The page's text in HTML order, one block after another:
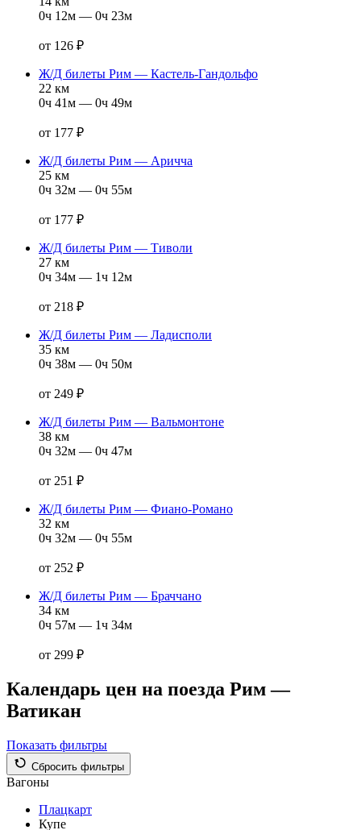
0ч 12м — 0ч 23м
от 126 ₽
Ж/Д билеты Рим — Кастель‑Гандольфо
22 км
0ч 41м — 0ч 49м
от 177 ₽
Ж/Д билеты Рим — Аричча
25 км
0ч 32м — 0ч 55м
от 177 ₽
Ж/Д билеты Рим — Тиволи
27 км
0ч 34м — 1ч 12м
от 218 ₽
Ж/Д билеты Рим — Ладисполи
35 км
0ч 38м — 0ч 50м
от 249 ₽
Ж/Д билеты Рим — Вальмонтоне
38 км
0ч 32м — 0ч 47м
от 251 ₽
Ж/Д билеты Рим — Фиано‑Романо
32 км
0ч 32м — 0ч 55м
от 252 ₽
Ж/Д билеты Рим — Браччано
34 км
0ч 57м — 1ч 34м
от 299 ₽
Календарь цен на поезда Рим —
Ватикан
Показать фильтры
Сбросить фильтры
Вагоны
Плацкарт
Купе